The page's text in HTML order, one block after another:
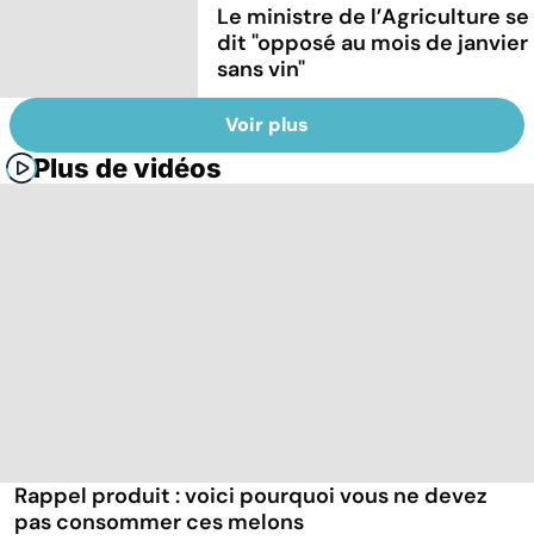
Le ministre de l’Agriculture se
dit "opposé au mois de janvier
sans vin"
Voir plus
Plus de vidéos
Rappel produit : voici pourquoi vous ne devez
pas consommer ces melons